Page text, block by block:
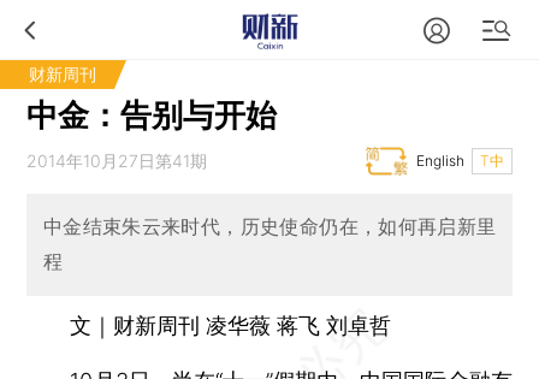
财新周刊
中金：告别与开始
2014年10月27日第41期 T中
English
中金结束朱云来时代，历史使命仍在，如何再启新里
程
文｜财新周刊 凌华薇 蒋飞 刘卓哲